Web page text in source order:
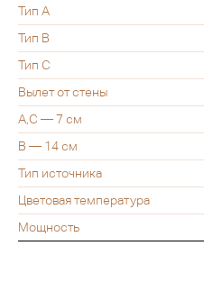
Тип A
Тип B
Тип C
Вылет от стены
A,С — 7 см
B — 14 см
Тип источника
Цветовая температура
Мощность